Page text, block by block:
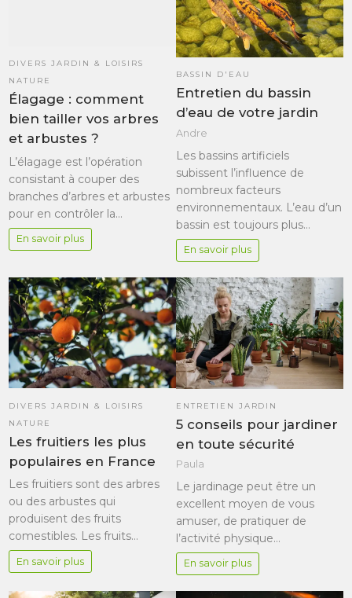
DIVERS JARDIN & LOISIRS
NATURE
Élagage : comment
bien tailler vos arbres
et arbustes ?
L’élagage est l’opération
consistant à couper des
branches d’arbres et arbustes
pour en contrôler la…
En savoir plus
BASSIN D'EAU
Entretien du bassin
d’eau de votre jardin
Andre
Les bassins artificiels
subissent l’influence de
nombreux facteurs
environnementaux. L’eau d’un
bassin est toujours plus…
En savoir plus
DIVERS JARDIN & LOISIRS
NATURE
Les fruitiers les plus
populaires en France
Les fruitiers sont des arbres
ou des arbustes qui
produisent des fruits
comestibles. Les fruits…
En savoir plus
ENTRETIEN JARDIN
5 conseils pour jardiner
en toute sécurité
Paula
Le jardinage peut être un
excellent moyen de vous
amuser, de pratiquer de
l’activité physique…
En savoir plus